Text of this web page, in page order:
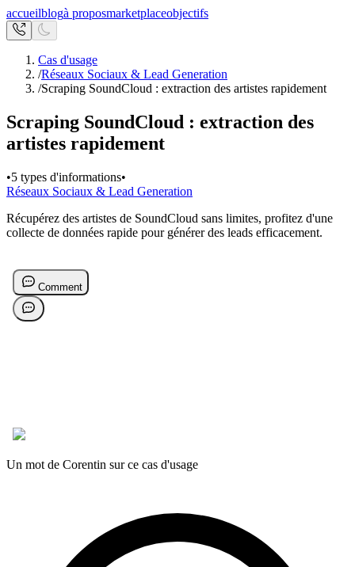
accueilblogà proposmarketplaceobjectifs
Cas d'usage
/Réseaux Sociaux & Lead Generation
/Scraping SoundCloud : extraction des artistes rapidement
Scraping SoundCloud : extraction des
artistes rapidement
•5 types d'informations•
Réseaux Sociaux & Lead Generation
Récupérez des artistes de SoundCloud sans limites, profitez d'une
collecte de données rapide pour générer des leads efficacement.
Un mot de Corentin sur ce cas d'usage